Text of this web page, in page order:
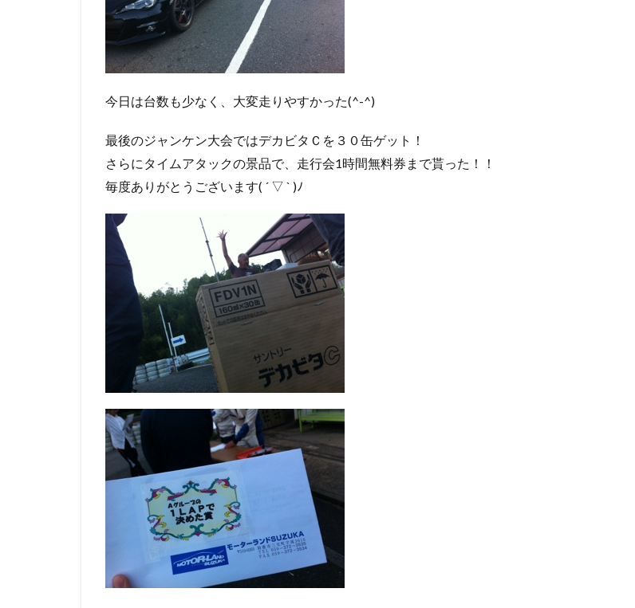
今日は台数も少なく、大変走りやすかった(^-^)
最後のジャンケン大会ではデカビタＣを３０缶ゲット！
さらにタイムアタックの景品で、走行会1時間無料券まで貰った！！
毎度ありがとうございます( ´ ▽ ` )ﾉ